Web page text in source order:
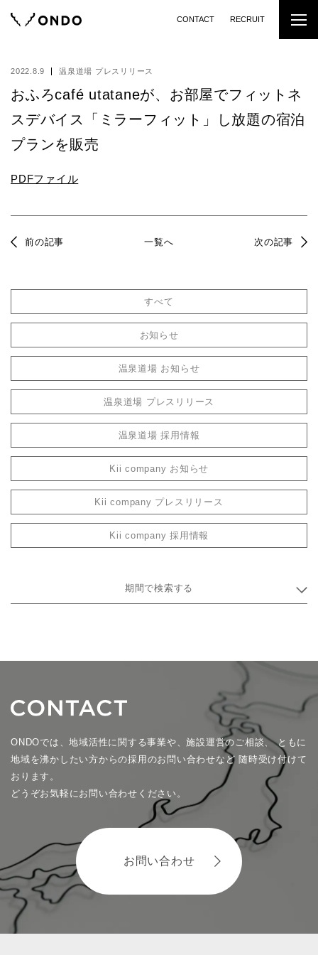
CONTACT RECRUIT
2022.8.9 温泉道場 プレスリリース
おふろcafé utataneが、お部屋でフィットネ
スデバイス「ミラーフィット」し放題の宿泊
プランを販売
PDFファイル
前の記事 一覧へ 次の記事
すべて
お知らせ
温泉道場 お知らせ
温泉道場 プレスリリース
温泉道場 採用情報
Kii company お知らせ
Kii company プレスリリース
Kii company 採用情報
期間で検索する
ONDOでは、地域活性に関する事業や、施設運営のご相談、ともに
地域を沸かしたい方からの採用のお問い合わせなど 随時受け付けて
おります。
どうぞお気軽にお問い合わせください。
お問い合わせ